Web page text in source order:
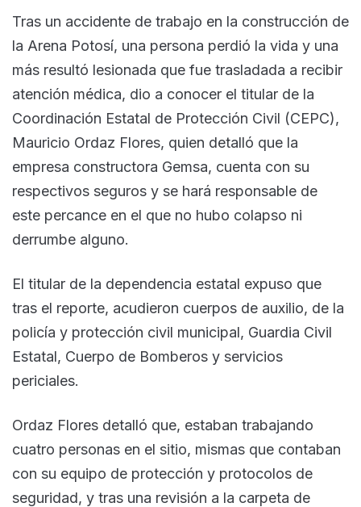
Tras un accidente de trabajo en la construcción de
la Arena Potosí, una persona perdió la vida y una
más resultó lesionada que fue trasladada a recibir
atención médica, dio a conocer el titular de la
Coordinación Estatal de Protección Civil (CEPC),
Mauricio Ordaz Flores, quien detalló que la
empresa constructora Gemsa, cuenta con su
respectivos seguros y se hará responsable de
este percance en el que no hubo colapso ni
derrumbe alguno.
El titular de la dependencia estatal expuso que
tras el reporte, acudieron cuerpos de auxilio, de la
policía y protección civil municipal, Guardia Civil
Estatal, Cuerpo de Bomberos y servicios
periciales.
Ordaz Flores detalló que, estaban trabajando
cuatro personas en el sitio, mismas que contaban
con su equipo de protección y protocolos de
seguridad, y tras una revisión a la carpeta de